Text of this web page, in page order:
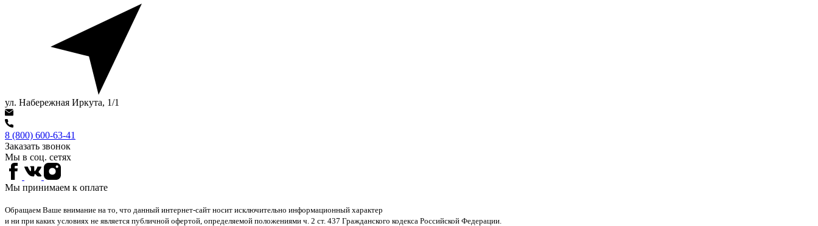
ул. Набережная Иркута, 1/1
8 (800) 600-63-41
Заказать звонок
Мы в соц. сетях
Мы принимаем к оплате
Обращаем Ваше внимание на то, что данный интернет-сайт носит исключительно информационный характер
и ни при каких условиях не является публичной офертой, определяемой положениями ч. 2 ст. 437 Гражданского кодекса Российской Федерации.